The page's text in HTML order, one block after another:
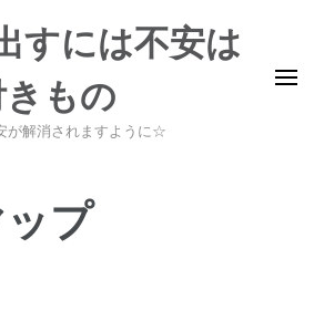
すには不安は
もの
が解消されますように☆
プ